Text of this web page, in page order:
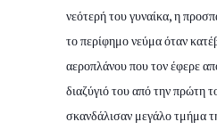
νεότερή του γυναίκα, η
το περίφημο νεύμα όταν
αεροπλάνου που τον έφερε
διαζύγιό του από την πρώτη
σκανδάλισαν μεγάλο τμήμα